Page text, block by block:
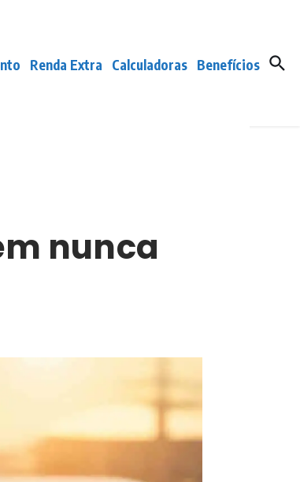
Renda Extra Calculadoras Benefícios
nunca